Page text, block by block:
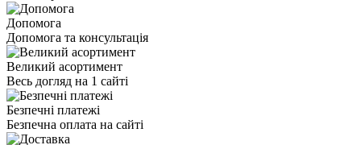
Допомога
Допомога та консультація
Великий асортимент
Весь догляд на 1 сайті
Безпечні платежі
Безпечна оплата на сайті